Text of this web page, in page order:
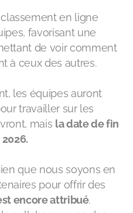
en ligne
favorisant une
de voir comment
à ceux des autres.
les équipes auront
travailler sur les
mais la date de fin
que nous soyons en
pour offrir des
encore attribué.